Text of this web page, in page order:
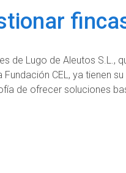
de Lugo de Aleutos S.L.,
Fundación CEL, ya tienen
de ofrecer soluciones